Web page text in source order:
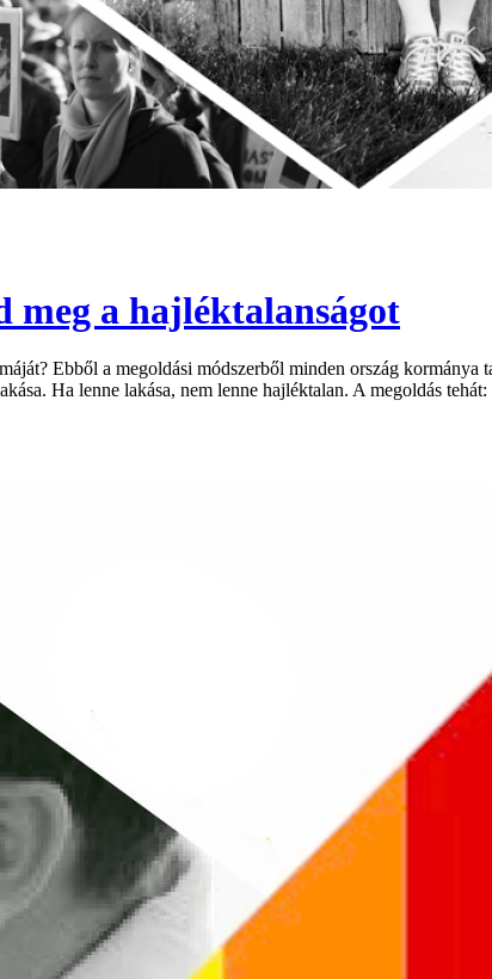
meg a hajléktalanságot
Ebből a megoldási módszerből minden ország kormánya
Ha lenne lakása, nem lenne hajléktalan. A megoldás